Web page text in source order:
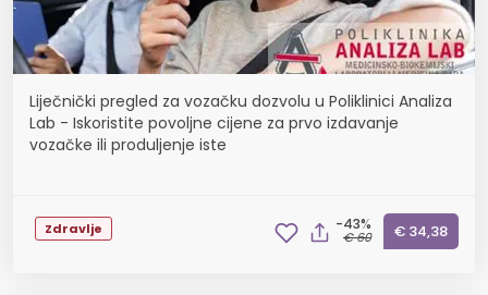
Liječnički pregled za vozačku dozvolu u Poliklinici Analiza
Lab - Iskoristite povoljne cijene za prvo izdavanje
vozačke ili produljenje iste
Zdravlje -43%
€ 60 € 34,38